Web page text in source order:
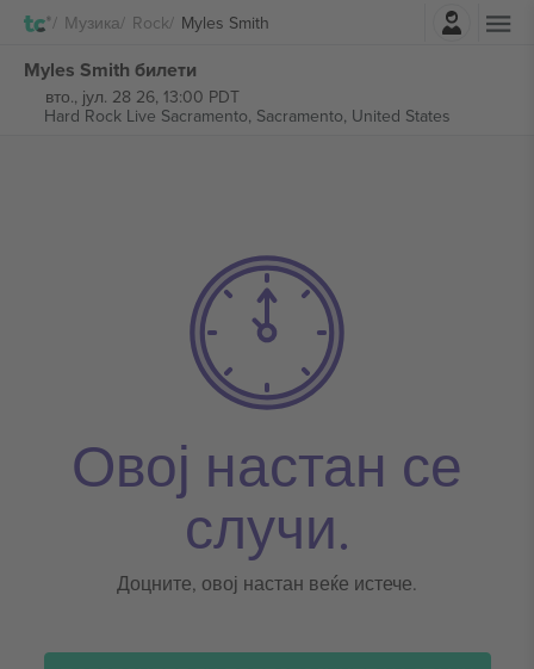
Музика Rock Myles Smith
Myles Smith билети
вто., јул. 28 26, 13:00 PDT
Hard Rock Live Sacramento, Sacramento, United States
Овој настан се
случи.
Доцните, овој настан веќе истече.